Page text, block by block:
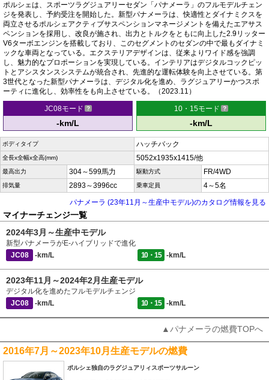
ポルシェは、スポーツラグジュアリーセダン「パナメーラ」のフルモデルチェン
ジを発表し、予約受注を開始した。新型パナメーラは、快適性とダイナミクスを
両立させるポルシェアクティブサスペンションマネージメントを備えたエアサス
ペンションを採用し、改良が施され、出力とトルクをともに向上した2.9リッター
V6ターボエンジンを搭載しており、このセグメントのセダンの中で最もダイナミ
ックな車両となっている。エクステリアデザインは、従来よりワイド感を強調
し、魅力的なプロポーションを実現している。インテリアはデジタルコックピッ
トとアシスタンスシステムが統合され、先進的な運転体験を向上させている。第
3世代となった新型パナメーラは、デジタル化を進め、ラグジュアリーかつスポ
ーティに進化し、効率性をも向上させている。（2023.11）
JC08モード
-km/L
10・15モード
-km/L
ボディタイプ ハッチバック
全長x全幅x全高(mm) 5052x1935x1415/他
最高出力 304～599馬力 駆動方式 FR/4WD
排気量 2893～3996cc 乗車定員
4～5名
パナメーラ (23年11月～生産中モデル)のカタログ情報を見る
マイナーチェンジ一覧
2024年3月～生産中モデル
新型パナメーラがE-ハイブリッドで進化
JC08
-km/L 10・15 -km/L
2023年11月～2024年2月生産モデル
デジタル化を進めたフルモデルチェンジ
JC08
-km/L 10・15 -km/L
▲パナメーラの燃費TOPへ
2016年7月～2023年10月生産モデルの燃費
ポルシェ独自のラグジュアリィスポーツサルーン